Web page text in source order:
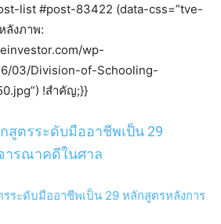
list #post-83422 (data-css=”tve-
ลังภาพ:
wp-
03/Division-of-Schooling-
!สำคัญ;}}
สูตรระดับมืออาชีพเป็น 29
ารณาคดีในศาล
ระดับมืออาชีพเป็น 29 หลักสูตรหลังการ